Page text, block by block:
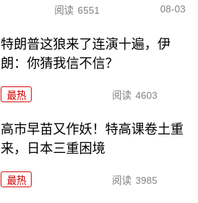
阅读 6551 08-03
特朗普这狼来了连演十遍，伊
朗：你猜我信不信？
最热 阅读 4603
高市早苗又作妖！特高课卷土重
来，日本三重困境
最热 阅读 3985